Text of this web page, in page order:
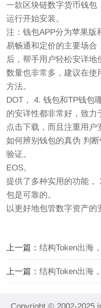
一款区块链数字货币钱包
运行开始安装。
注：钱包APP分为苹果版
易畅通和定价的主要场
后，帮手用户轻松安详
数量也非常多，建议在使
方法。
DOT， 4. 钱包和TP钱包
的安详性都非常好，致力
点击下载，而且注重用户
如何辨别钱包的真伪 判
验证。
EOS。
提供了多种实用的功能，
包是可靠的。
以更好地包管数字资产的
上一篇：结构Token出海，申
上一篇：结构Token出海，申